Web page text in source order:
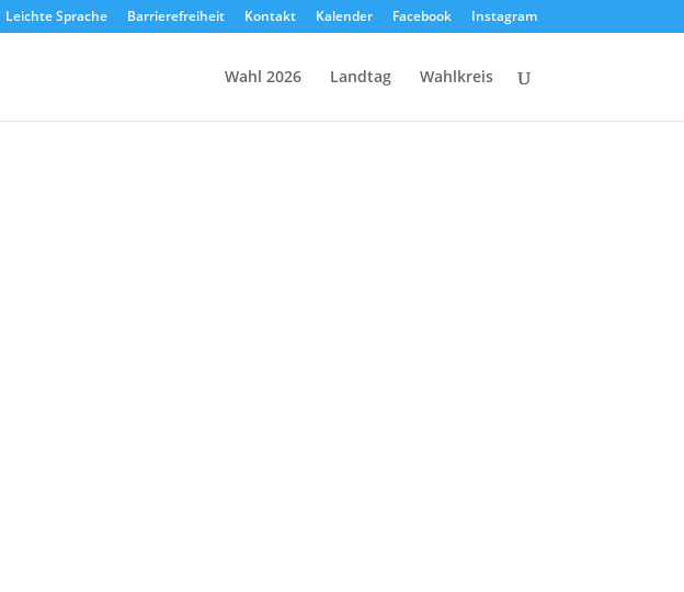
Leichte Sprache Barrierefreiheit Kontakt Kalender Facebook Instagram
Wahl 2026 Landtag Wahlkreis